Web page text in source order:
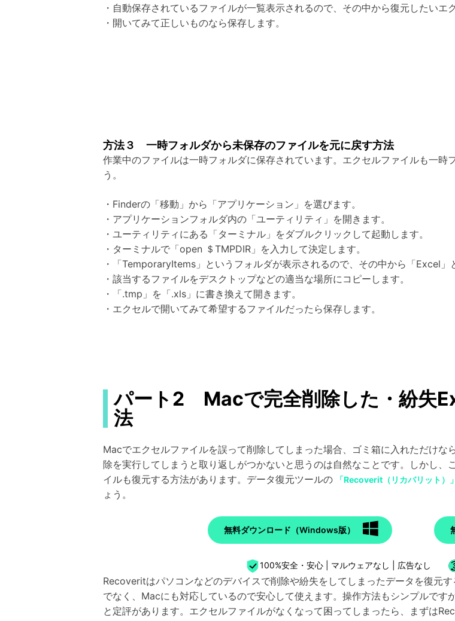
・自動保存されているファイルが一覧表示されるので、その中から復元したいエ
・開いてみて正しいものなら保存します。
方法３ 一時フォルダから未保存のファイルを元に戻す方法
作業中のファイルは一時フォルダに保存されています。エクセルファイルも一時
う。
・Finderの「移動」から「アプリケーション」を選びます。
・アプリケーションフォルダ内の「ユーティリティ」を開きます。
・ユーティリティにある「ターミナル」をダブルクリックして起動します。
・ターミナルで「open ＄TMPDIR」を入力して決定します。
・「TemporaryItems」というフォルダが表示されるので、その中から「Excel」
・該当するファイルをデスクトップなどの適当な場所にコピーします。
・「.tmp」を「.xls」に書き換えて開きます。
・エクセルで開いてみて希望するファイルだったら保存します。
パート2 Macで完全削除した・紛失
法
Macでエクセルファイルを誤って削除してしまった場合、ゴミ箱に入れただけ
除を実行してしまうと取り返しがつかないと思うのは自然なことです。しかし
イルも復元する方法があります。データ復元ツールの
「Recoverit（リカバリット）」
ょう。
無料ダウンロード（Windows版）
100%安全・安心 | マルウェアなし | 広告なし
Recoveritはパソコンなどのデバイスで削除や紛失をしてしまったデータを復元
でなく、Macにも対応しているので安心して使えます。操作方法もシンプルです
と定評があります。エクセルファイルがなくなって困ってしまったら、まずは